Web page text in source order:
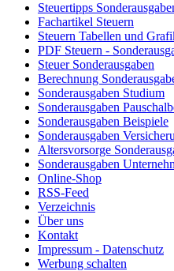
Steuertipps
Fachartikel Steuern
Steuern Tabellen und
PDF Steuern -
Steuer Sonderausgaben
Berechnung
Sonderausgaben Studium
Sonderausgaben
Sonderausgaben Beispiele
Sonderausgaben
Altersvorsorge
Sonderausgaben
Online-Shop
RSS-Feed
Verzeichnis
Über uns
Kontakt
Impressum - Datenschutz
Werbung schalten